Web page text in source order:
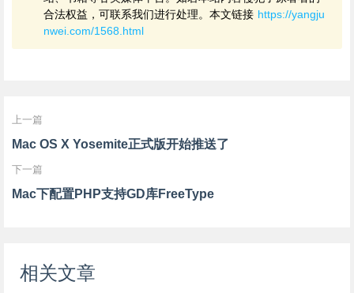
合法权益，可联系我们进行处理。本文链接 https://yangju
nwei.com/1568.html
上一篇
Mac OS X Yosemite正式版开始推送了
下一篇
Mac下配置PHP支持GD库FreeType
相关文章